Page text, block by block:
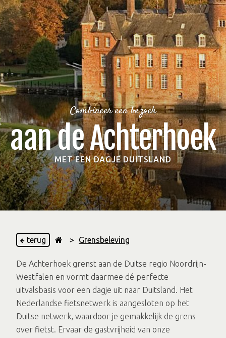
Combineer een bezoek
aan de Achterhoek
MET EEN DAGJE DUITSLAND
terug > Grensbeleving
De Achterhoek grenst aan de Duitse regio Noordrijn-
Westfalen en vormt daarmee dé perfecte
uitvalsbasis voor een dagje uit naar Duitsland. Het
Nederlandse fietsnetwerk is aangesloten op het
Duitse netwerk, waardoor je gemakkelijk de grens
over fietst. Ervaar de gastvrijheid van onze